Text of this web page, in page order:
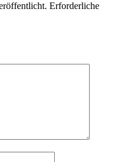
Erforderliche